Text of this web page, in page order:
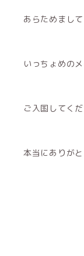
あらためまして
いっちょめの
ご入国してく
本当にありが